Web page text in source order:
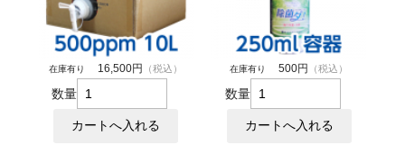
在庫有り 16,500円 （税込）
数量
在庫有り 500円 （税込）
数量